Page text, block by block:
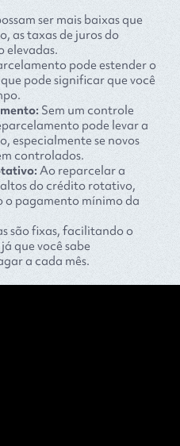
ser mais baixas que
as taxas de juros do
elevadas.
pode estender o
pode significar que você
Sem um controle
pode levar a
especialmente se novos
controlados.
Ao reparcelar a
do crédito rotativo,
o pagamento mínimo da
são fixas, facilitando o
que você sabe
a cada mês.